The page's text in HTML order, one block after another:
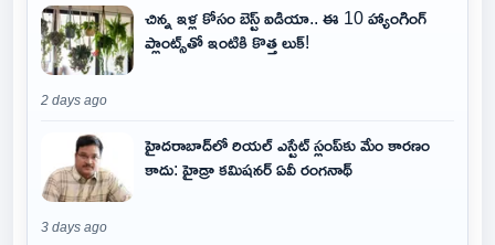
చిన్న ఇళ్ల కోసం బెస్ట్ ఐడియా.. ఈ 10 హ్యాంగింగ్
ప్లాంట్స్‌తో ఇంటికి కొత్త లుక్!
2 days ago
హైదరాబాద్‌లో రియల్ ఎస్టేట్ స్లంప్‌కు మేం కారణం
కాదు: హైడ్రా కమిషనర్ ఏవీ రంగనాథ్
3 days ago